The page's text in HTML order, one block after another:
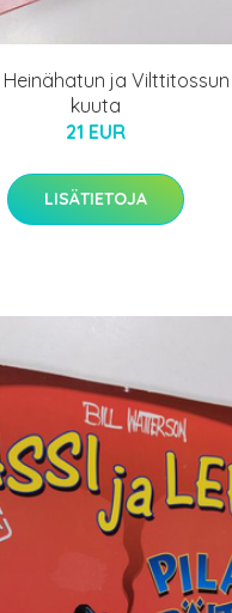
Heinähatun ja
kuuta
21 EUR
LISÄTIETOJA